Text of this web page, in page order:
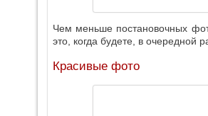
Чем меньше постановочных
это, когда будете, в очередной
Красивые фото